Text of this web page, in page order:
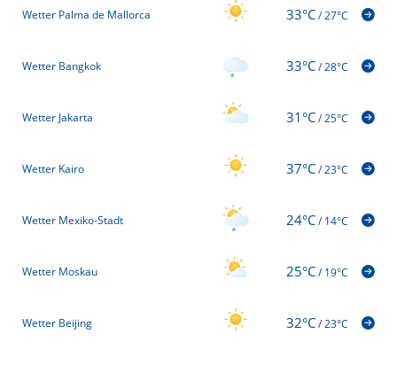
Wetter Palma de Mallorca 33°C/27°C
Wetter Bangkok 33°C/28°C
Wetter Jakarta 31°C/25°C
Wetter Kairo 37°C/23°C
Wetter Mexiko-Stadt 24°C/14°C
Wetter Moskau 25°C/19°C
Wetter Beijing 32°C/23°C